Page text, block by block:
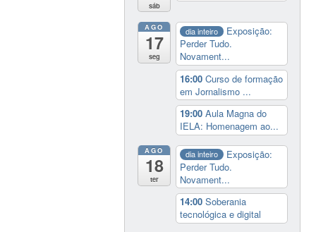
sáb
AGO
17
seg
dia inteiro
Exposição:
Perder Tudo.
Novament...
16:00Curso de formação
em Jornalismo ...
19:00Aula Magna do
IELA: Homenagem ao...
AGO
18
ter
dia inteiro
Exposição:
Perder Tudo.
Novament...
14:00Soberania
tecnológica e digital